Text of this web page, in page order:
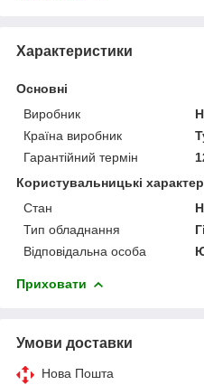
Характеристики
Основні
Виробник
Країна виробник
Гарантійний термін
Користувальницькі
Стан
Тип обладнання
Відповідальна особа
Приховати
Умови доставки
Нова Пошта